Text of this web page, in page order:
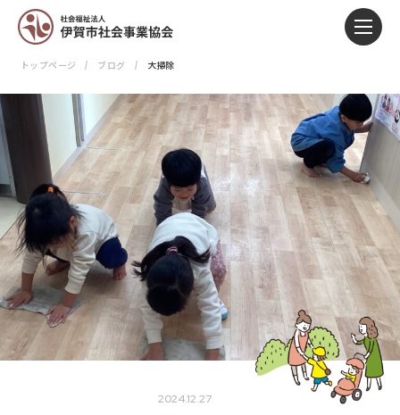
トップページ ブログ 大掃除
2024.12.27